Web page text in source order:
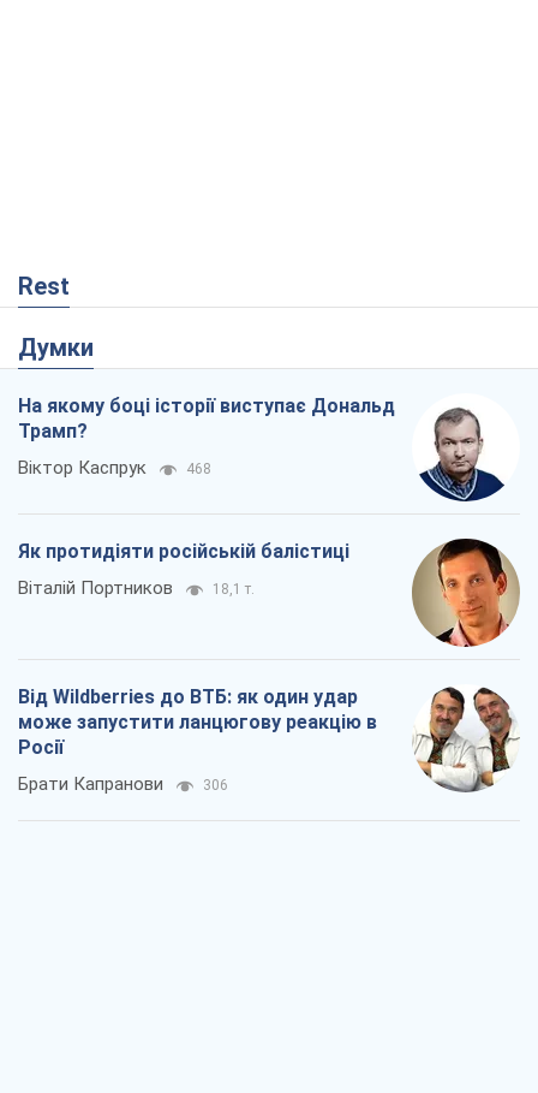
Rest
Думки
На якому боці історії виступає Дональд
Трамп?
Віктор Каспрук 468
Як протидіяти російській балістиці
Віталій Портников 18,1 т.
Від Wildberries до ВТБ: як один удар
може запустити ланцюгову реакцію в
Росії
Брати Капранови 306